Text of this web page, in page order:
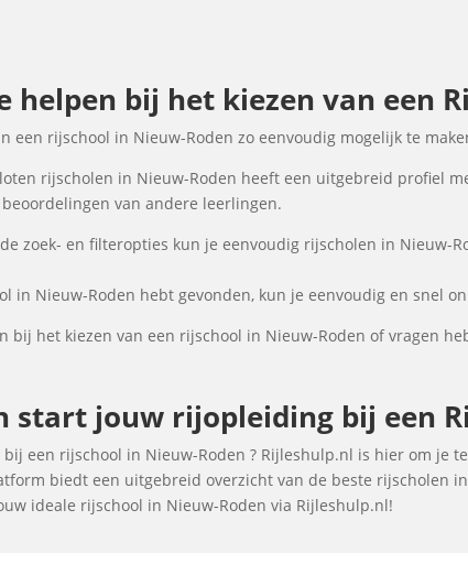
helpen bij het kiezen van een
een rijschool in Nieuw-Roden zo eenvoudig mogelijk te
rijscholen in Nieuw-Roden heeft een uitgebreid profiel
van andere leerlingen.
zoek- en filteropties kun je eenvoudig rijscholen in Nieuw-
in Nieuw-Roden hebt gevonden, kun je eenvoudig en snel
bij het kiezen van een rijschool in Nieuw-Roden of vragen
start jouw rijopleiding bij een
een rijschool in Nieuw-Roden ? Rijleshulp.nl is hier om je
biedt een uitgebreid overzicht van de beste rijscholen
ideale rijschool in Nieuw-Roden via Rijleshulp.nl!